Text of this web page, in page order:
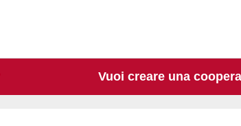
Vuoi creare una